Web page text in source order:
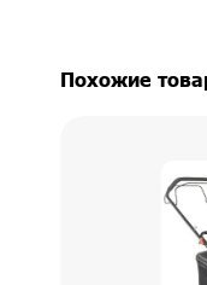
Похожие